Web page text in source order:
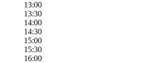
13:00
13:30
14:00
14:30
15:00
15:30
16:00